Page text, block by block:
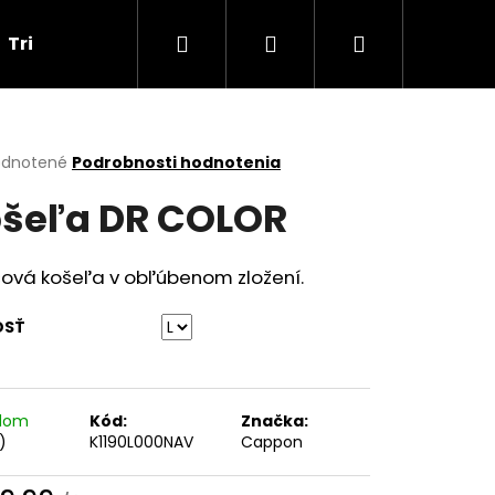
Tričká Darčekové poukážky
Hľadať PrihlásenieNákupný
Podrobnosti hodnotenia
DR COLOR
košeľa v obľúbenom zložení.
)
Kód:
K1190L000NAV
Značka:
Cappon
Nasledujúce